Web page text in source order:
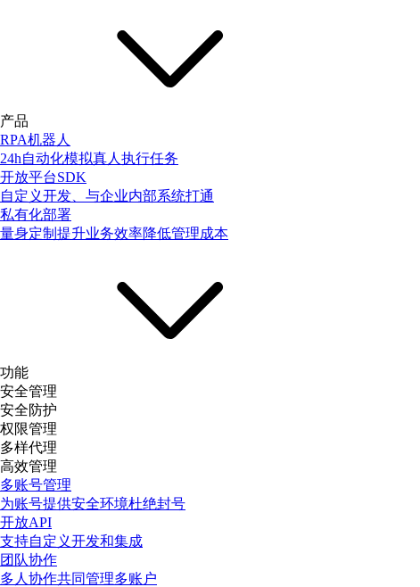
产品
RPA机器人
24h自动化模拟真人执行任务
开放平台SDK
自定义开发、与企业内部系统打通
私有化部署
量身定制提升业务效率降低管理成本
功能
安全管理
安全防护
权限管理
多样代理
高效管理
多账号管理
为账号提供安全环境杜绝封号
开放API
支持自定义开发和集成
团队协作
多人协作共同管理多账户